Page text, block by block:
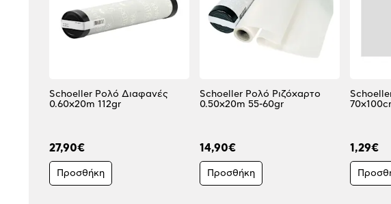
Schoeller Ρολό Διαφανές
0.60x20m 112gr
27,90€
Προσθήκη
Schoeller Ρολό Ριζόχαρτο
0.50x20m 55-60gr
14,90€
Προσθήκη
1,29€